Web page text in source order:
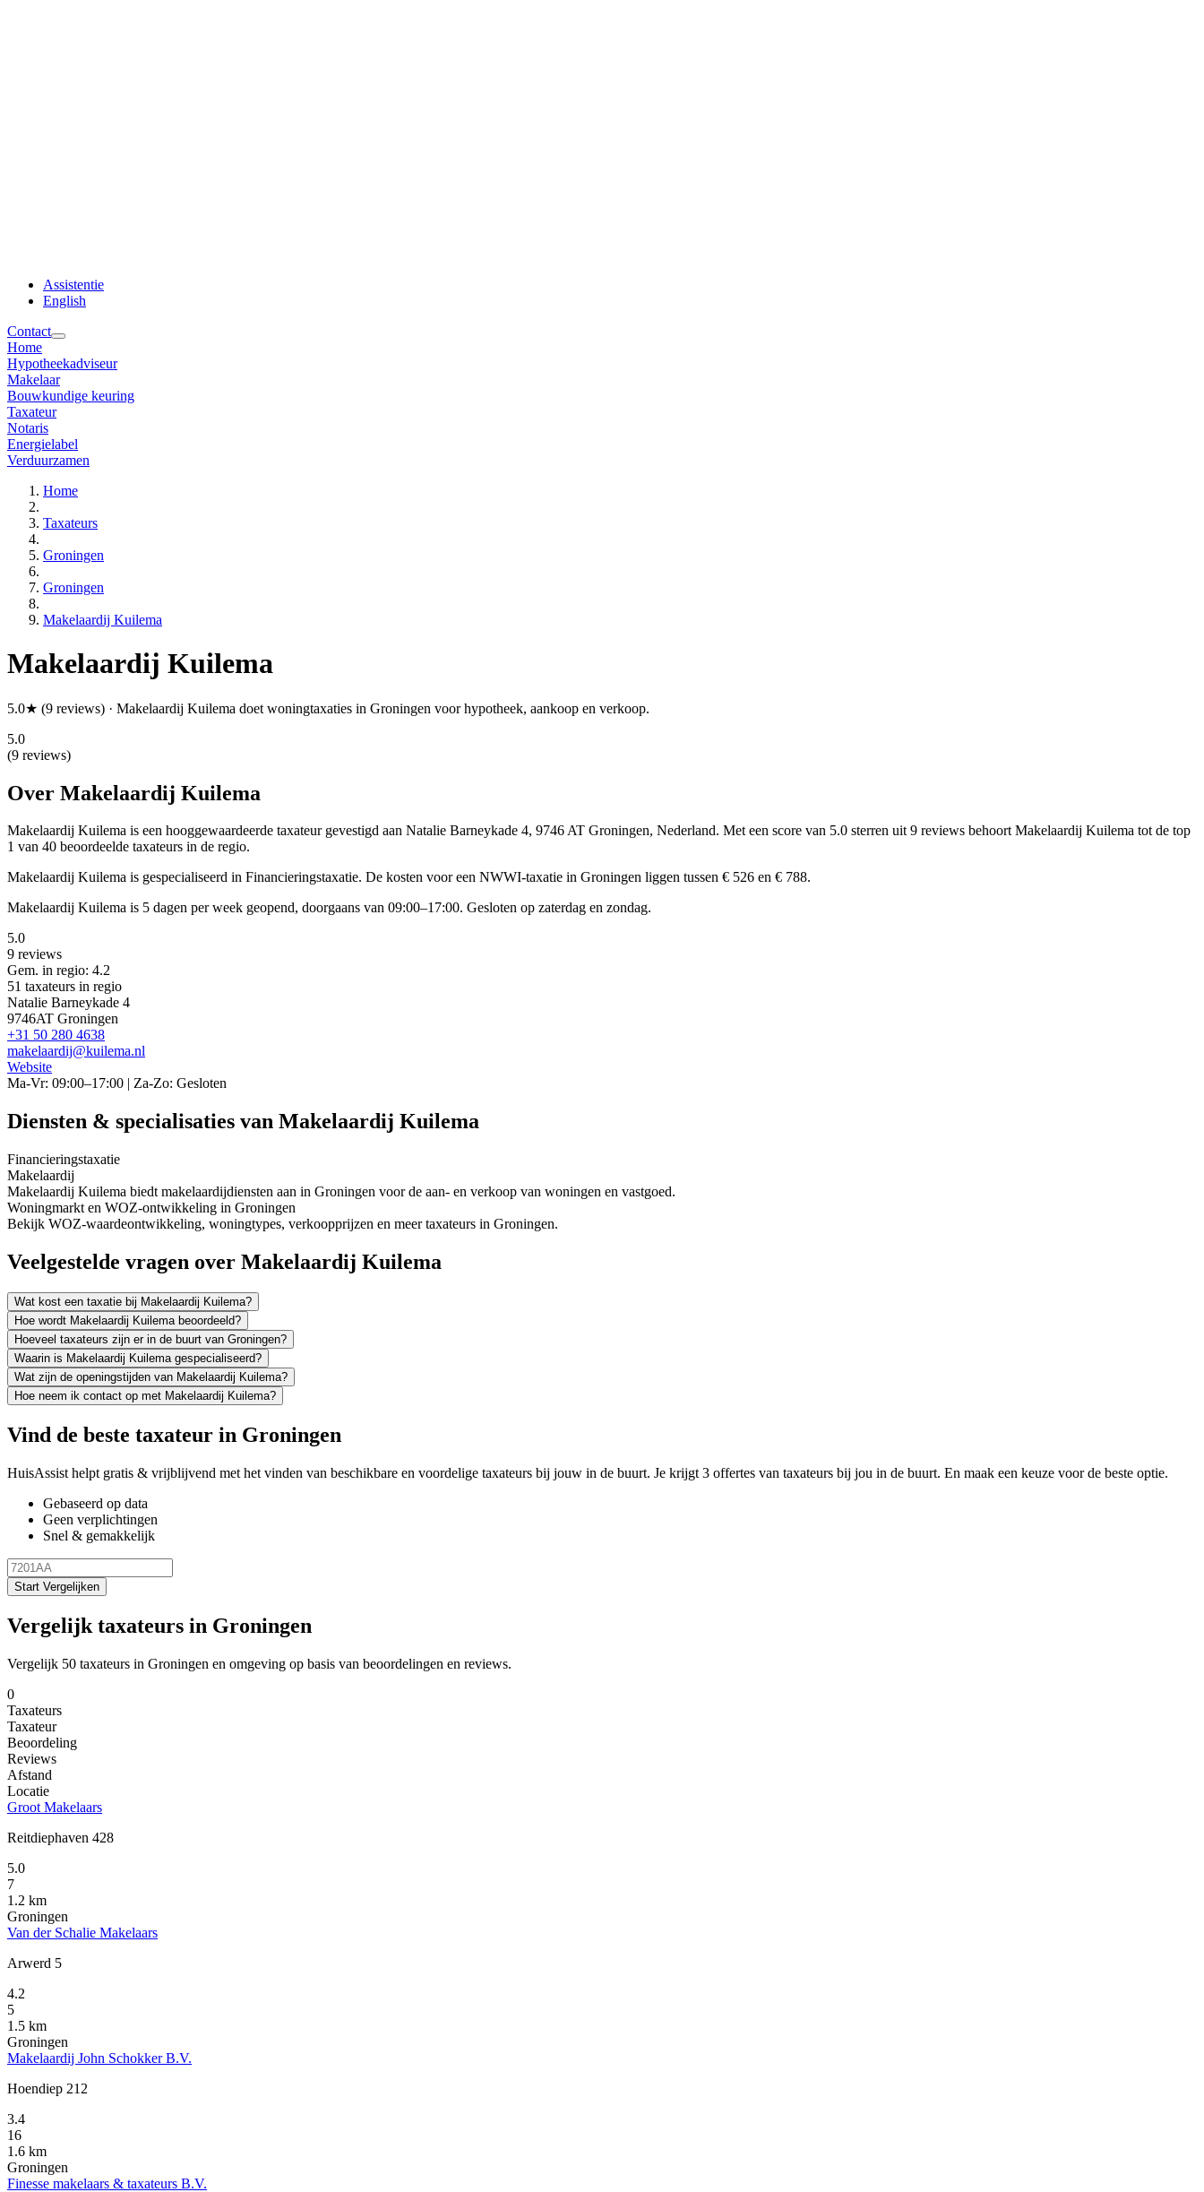
Assistentie
English
Contact
Home
Hypotheekadviseur
Makelaar
Bouwkundige keuring
Taxateur
Notaris
Energielabel
Verduurzamen
Home
Taxateurs
Groningen
Groningen
Makelaardij Kuilema
Makelaardij Kuilema
5.0★ (9 reviews) · Makelaardij Kuilema doet woningtaxaties in Groningen voor hypotheek, aankoop en verkoop.
5.0
(9 reviews)
Over Makelaardij Kuilema
Makelaardij Kuilema is een hooggewaardeerde taxateur gevestigd aan Natalie Barneykade 4, 9746 AT Groningen, Nederland. Met een score van 5.0 sterren uit 9 reviews behoort Makelaardij Kuilema tot de top
1 van 40 beoordeelde taxateurs in de regio.
Makelaardij Kuilema is gespecialiseerd in Financieringstaxatie. De kosten voor een NWWI-taxatie in Groningen liggen tussen € 526 en € 788.
Makelaardij Kuilema is 5 dagen per week geopend, doorgaans van 09:00–17:00. Gesloten op zaterdag en zondag.
5.0
9 reviews
Gem. in regio: 4.2
51 taxateurs in regio
Natalie Barneykade 4
9746AT Groningen
+31 50 280 4638
makelaardij@kuilema.nl
Website
Ma-Vr: 09:00–17:00 | Za-Zo: Gesloten
Diensten & specialisaties van Makelaardij Kuilema
Financieringstaxatie
Makelaardij
Makelaardij Kuilema biedt makelaardijdiensten aan in Groningen voor de aan- en verkoop van woningen en vastgoed.
Woningmarkt en WOZ-ontwikkeling in Groningen
Bekijk WOZ-waardeontwikkeling, woningtypes, verkoopprijzen en meer taxateurs in Groningen.
Veelgestelde vragen over Makelaardij Kuilema
Wat kost een taxatie bij Makelaardij Kuilema?
Hoe wordt Makelaardij Kuilema beoordeeld?
Hoeveel taxateurs zijn er in de buurt van Groningen?
Waarin is Makelaardij Kuilema gespecialiseerd?
Wat zijn de openingstijden van Makelaardij Kuilema?
Hoe neem ik contact op met Makelaardij Kuilema?
Vind de beste taxateur in Groningen
HuisAssist helpt gratis & vrijblijvend met het vinden van beschikbare en voordelige taxateurs bij jouw in de buurt. Je krijgt 3 offertes van taxateurs bij jou in de buurt. En maak een keuze voor de beste optie.
Gebaseerd op data
Geen verplichtingen
Snel & gemakkelijk
Start Vergelijken
Vergelijk taxateurs in Groningen
Vergelijk 50 taxateurs in Groningen en omgeving op basis van beoordelingen en reviews.
0
Taxateurs
Taxateur
Beoordeling
Reviews
Afstand
Locatie
Groot Makelaars
Reitdiephaven 428
5.0
7
1.2 km
Groningen
Van der Schalie Makelaars
Arwerd 5
4.2
5
1.5 km
Groningen
Makelaardij John Schokker B.V.
Hoendiep 212
3.4
16
1.6 km
Groningen
Finesse makelaars & taxateurs B.V.